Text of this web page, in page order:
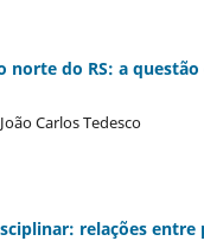
norte do RS: a
Carlos Tedesco
relações